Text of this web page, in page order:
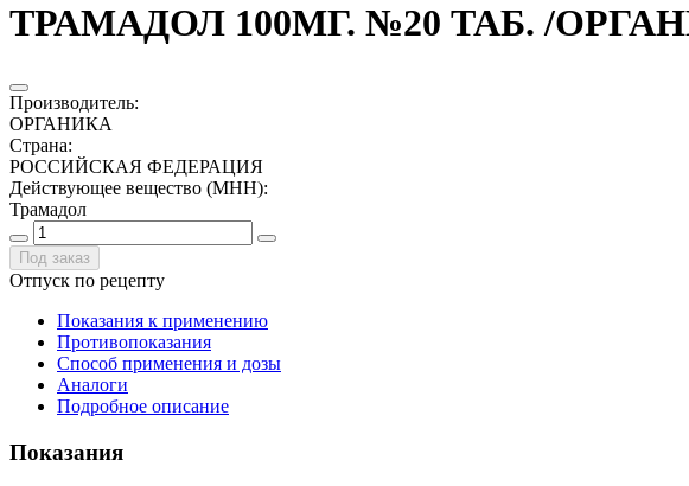
ТРАМАДОЛ 100МГ. №20 ТАБ. /
Производитель:
ОРГАНИКА
Страна:
РОССИЙСКАЯ ФЕДЕРАЦИЯ
Действующее вещество (МНН):
Трамадол
Под заказ
Отпуск по рецепту
Показания к применению
Противопоказания
Способ применения и дозы
Аналоги
Подробное описание
Показания